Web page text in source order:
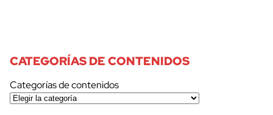
CATEGORÍAS DE CONTENIDOS
Categorías de contenidos